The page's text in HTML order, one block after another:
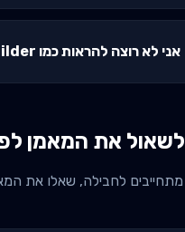
אני לא רוצה להראות כמו bodybuilder
את המאמן
לחבילה, שאלו את